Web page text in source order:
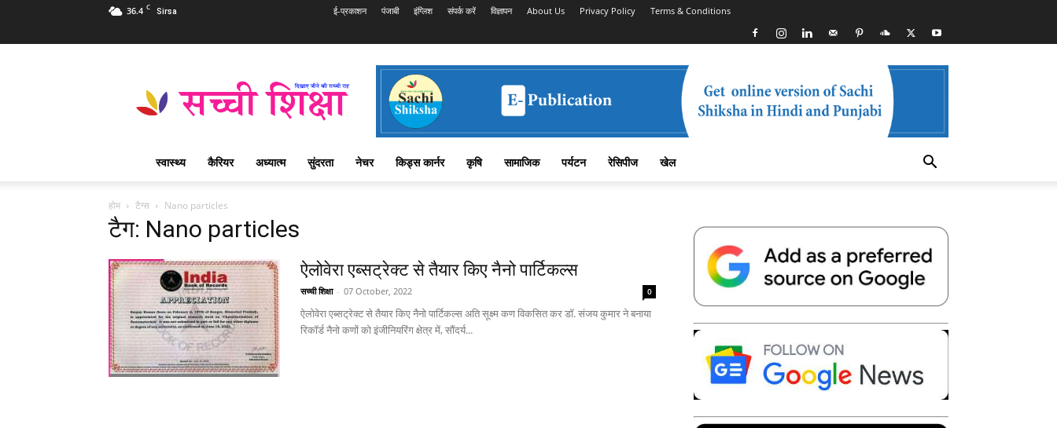
36.4 C Sirsa ई-प्रकाशन पंजाबी इंग्लिश संपर्क करें विज्ञापन About Us Privacy Policy Terms & Conditions
Shiksha
शिक्षा
स्वास्थ्य कैरियर अध्यात्म सुंदरता नेचर किड्स कार्नर कृषि सामाजिक पर्यटन रेसिपीज खेल
होम टैग्स Nano particles
टैग: Nano particles
ऐलोवेरा एब्सट्रेक्ट से तैयार किए नैनो पार्टिकल्स
सच्ची शिक्षा - 07 October, 2022 0
ऐलोवेरा एब्सट्रेक्ट से तैयार किए नैनो पार्टिकल्स अति सूक्ष्म कण विकसित कर डॉ. संजय कुमार ने बनाया
रिकॉर्ड नैनो कणों को इंजीनियरिंग क्षेत्र में, सौंदर्य...